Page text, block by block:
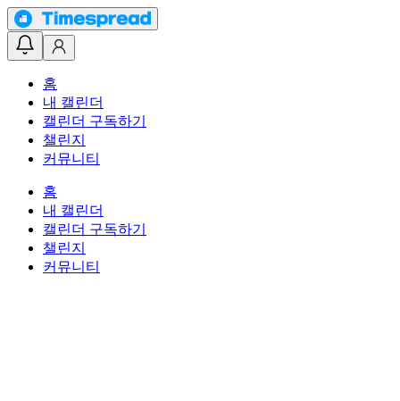
홈
내 캘린더
캘린더 구독하기
챌린지
커뮤니티
홈
내 캘린더
캘린더 구독하기
챌린지
커뮤니티